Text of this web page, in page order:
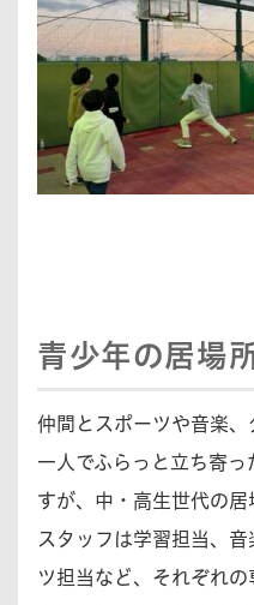
青少年の居場
仲間とスポーツや音楽、
一人でふらっと立ち寄
すが、中・高生世代の居
スタッフは学習担当、
ツ担当など、それぞれ